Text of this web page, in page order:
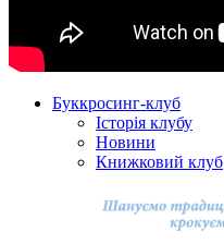
Буккросинг-клуб
Історія клубу
Новини
Книжковий клуб